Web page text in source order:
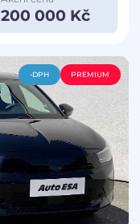
200 000 Kč
-DPH PREMIUM